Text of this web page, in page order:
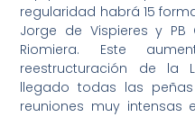
regularidad habrá 15
Jorge de Vispieres y
Riomiera. Este
reestructuración de la
llegado todas las
reuniones muy